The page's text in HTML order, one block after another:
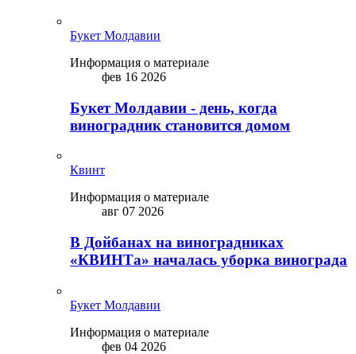
Букет Молдавии
Информация о материале
фев 16 2026
Букет Молдавии - день, когда
виноградник становится домом
Квинт
Информация о материале
авг 07 2026
В Дойбанах на виноградниках
«КВИНТа» началась уборка винограда
Букет Молдавии
Информация о материале
фев 04 2026